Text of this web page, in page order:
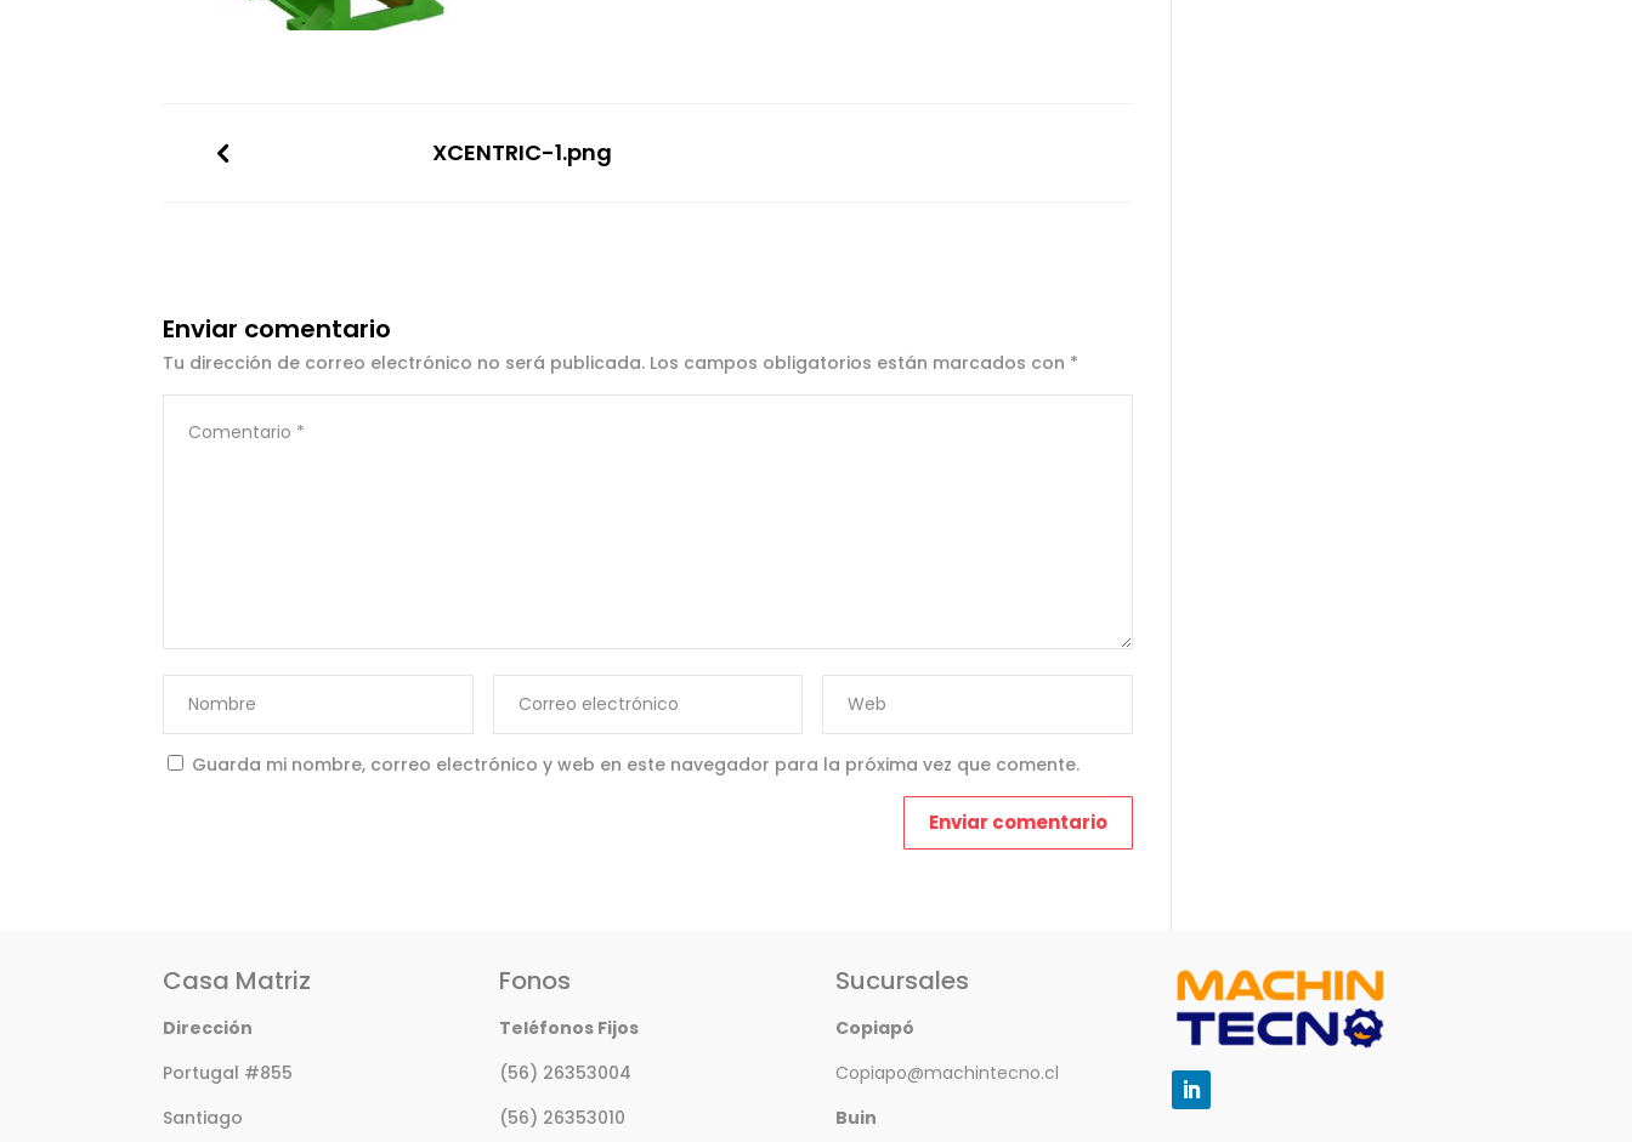
XCENTRIC-1.png
Enviar comentario
Tu dirección de correo electrónico no será publicada. Los campos obligatorios están marcados con *
Guarda mi nombre, correo electrónico y web en este navegador para la próxima vez que comente.
Casa Matriz
Dirección
Portugal #855
Santiago
Fonos
Teléfonos Fijos
(56) 26353004
(56) 26353010
Sucursales
Copiapó
Copiapo@machintecno.cl
Buin